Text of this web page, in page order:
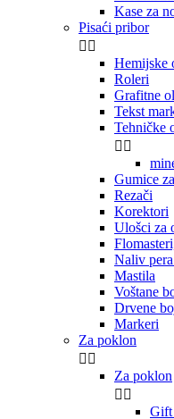
Kase za
Pisaći pribor
 
Hemijske
Roleri
Grafitne
Tekst
Tehničke
 
Gumice
Rezači
Korektori
Ulošci za
Naliv
Mastila
Voštane
Drvene
Markeri
Za poklon
 
Za poklon
 
Gift